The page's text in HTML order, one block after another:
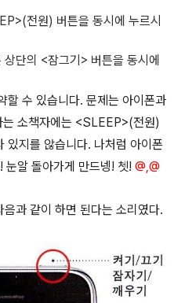
전원) 버튼을 동시에 누르시
단의 <잠그기> 버튼을 동시에
할 수 있습니다. 문제는 아이폰과
는 소책자에는 <SLEEP>(전원)
있지를 않습니다. 나처럼 아이폰
눈알 돌아가게 만드넹! 쳇! @,@
과 같이 하면 된다는 소리였다.